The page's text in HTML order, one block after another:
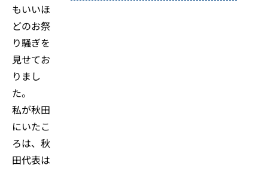
もいいほ
どのお祭
り騒ぎを
見せてお
りまし
た。
私が秋田
にいたこ
ろは、秋
田代表は